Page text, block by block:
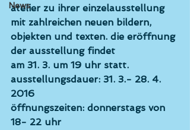
News
atelier zu ihrer einzelausstellung
mit zahlreichen neuen bildern,
objekten und texten. die eröffnung
der ausstellung findet
am 31. 3. um 19 uhr statt.
ausstellungsdauer: 31. 3.- 28. 4.
2016
öffnungszeiten: donnerstags von
18- 22 uhr